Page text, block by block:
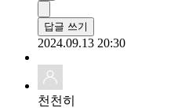
답글 쓰기
2024.09.13 20:30
천천히